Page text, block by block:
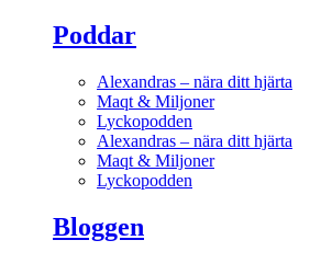
Poddar
Alexandras – nära ditt hjärta
Maqt & Miljoner
Lyckopodden
Alexandras – nära ditt hjärta
Maqt & Miljoner
Lyckopodden
Bloggen